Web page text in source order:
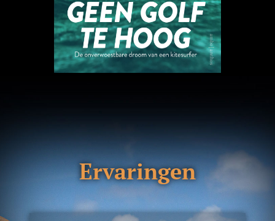
Ervaringen